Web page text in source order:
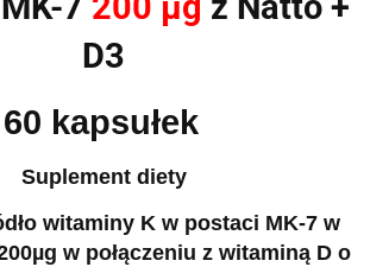
D3
60 kapsułek
Suplement diety
witaminy K w postaci MK-7 w
w połączeniu z witaminą D o